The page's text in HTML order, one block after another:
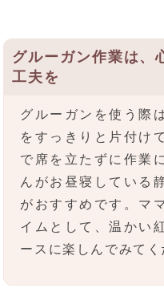
グルーガン作業は、
工夫を
グルーガンを使う際
をすっきりと片付け
で席を立たずに作業
んがお昼寝している
がおすすめです。マ
イムとして、温かい
ースに楽しんでみてく